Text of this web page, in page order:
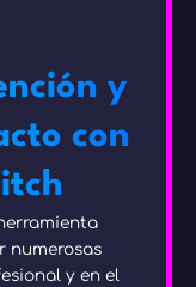
y
con
numerosas
y en el